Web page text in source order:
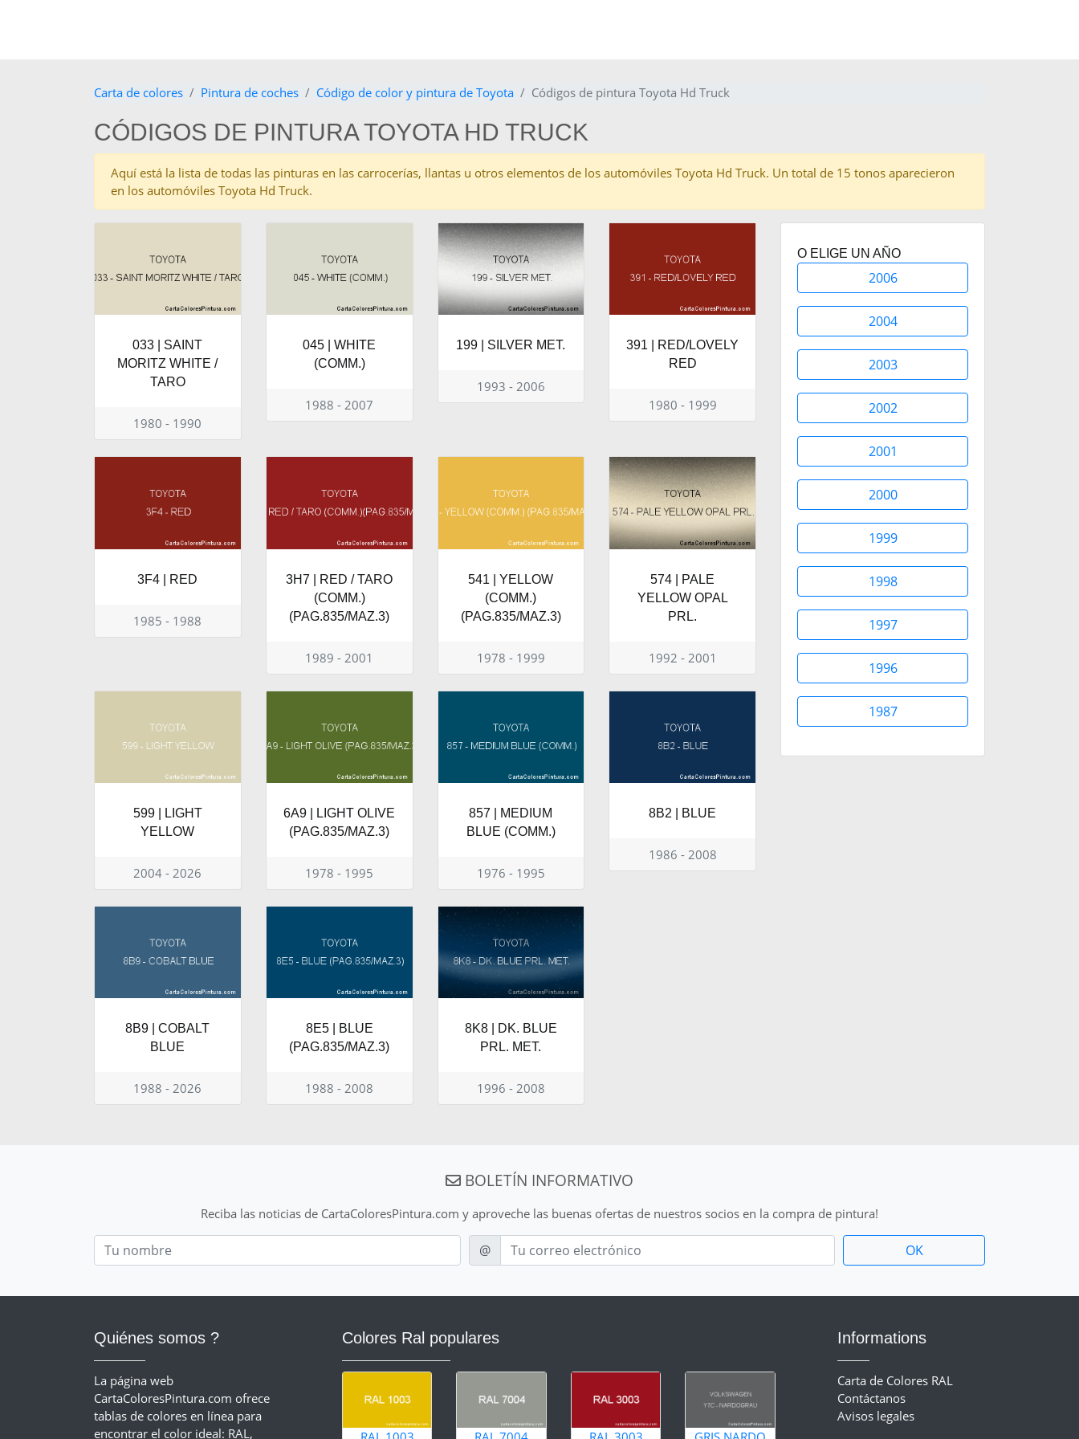
Carta de colores Pintura de coches Código de color y pintura de Toyota Códigos de pintura Toyota Hd Truck
CÓDIGOS DE PINTURA TOYOTA HD TRUCK
Aquí está la lista de todas las pinturas en las carrocerías, llantas u otros elementos de los automóviles Toyota Hd Truck. Un total de 15 tonos aparecieron
en los automóviles Toyota Hd Truck.
033 | SAINT
MORITZ WHITE /
TARO
1980 - 1990
045 | WHITE
(COMM.)
1988 - 2007
199 | SILVER MET.
1993 - 2006
391 | RED/LOVELY
RED
1980 - 1999
3F4 | RED
1985 - 1988
3H7 | RED / TARO
(COMM.)
(PAG.835/MAZ.3)
1989 - 2001
541 | YELLOW
(COMM.)
(PAG.835/MAZ.3)
1978 - 1999
574 | PALE
YELLOW OPAL
PRL.
1992 - 2001
599 | LIGHT
YELLOW
2004 - 2026
6A9 | LIGHT OLIVE
(PAG.835/MAZ.3)
1978 - 1995
857 | MEDIUM
BLUE (COMM.)
1976 - 1995
8B2 | BLUE
1986 - 2008
8B9 | COBALT
BLUE
1988 - 2026
8E5 | BLUE
(PAG.835/MAZ.3)
1988 - 2008
8K8 | DK. BLUE
PRL. MET.
1996 - 2008
O ELIGE UN AÑO
2006
2004
2003
2002
2001
2000
1999
1998
1997
1996
1987
BOLETÍN INFORMATIVO
Reciba las noticias de CartaColoresPintura.com y aproveche las buenas ofertas de nuestros socios en la compra de pintura!
Nom
E-mail
@
Quiénes somos ?
La página web
CartaColoresPintura.com ofrece
tablas de colores en línea para
encontrar el color ideal: RAL,
Colores Ral populares Informations
Carta de Colores RAL
Contáctanos
Avisos legales